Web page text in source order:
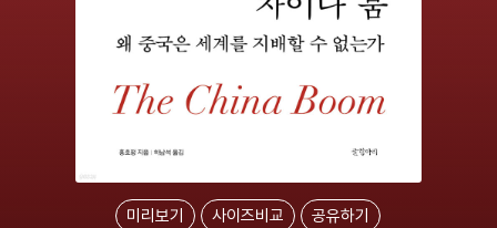
미리보기 사이즈비교 공유하기